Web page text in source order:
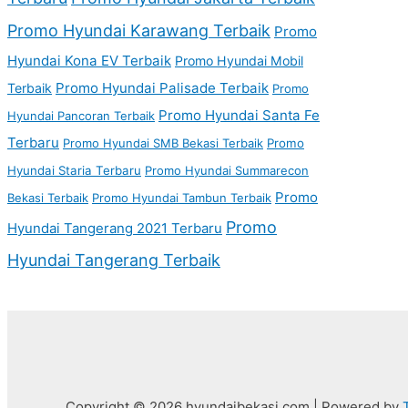
Promo Hyundai Karawang Terbaik Promo
Hyundai Kona EV Terbaik Promo Hyundai Mobil
Terbaik Promo Hyundai Palisade Terbaik Promo
Hyundai Pancoran Terbaik Promo Hyundai Santa Fe
Terbaru Promo Hyundai SMB Bekasi Terbaik Promo
Hyundai Staria Terbaru Promo Hyundai Summarecon
Bekasi Terbaik Promo Hyundai Tambun Terbaik Promo
Hyundai Tangerang 2021 Terbaru Promo
Hyundai Tangerang Terbaik